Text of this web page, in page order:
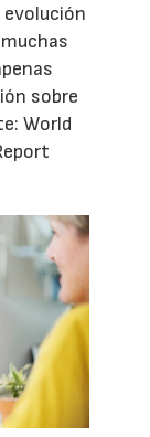
evolución
sobre
World